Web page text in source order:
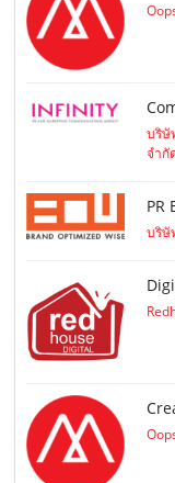
บริษั
จำกั
PR
บริษั